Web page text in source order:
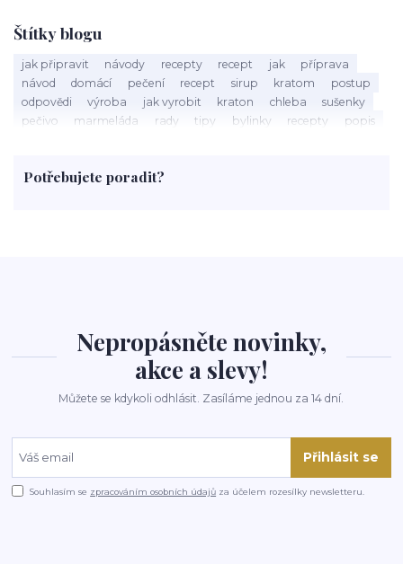
Štítky blogu
jak připravit návody recepty recept jak
příprava
návod
domácí pečení recept sirup kratom
postup
odpovědi
výroba jak vyrobit kraton chleba
sušenky
pečivo
marmeláda rady tipy bylinky recepty
popis
rohlíky
grilování čaj
Potřebujete poradit?
Nepropásněte novinky,
akce a slevy!
Můžete se kdykoli odhlásit. Zasíláme jednou za 14 dní.
Přihlásit se
Souhlasím se zpracováním osobních údajů za účelem rozesílky newsletteru.